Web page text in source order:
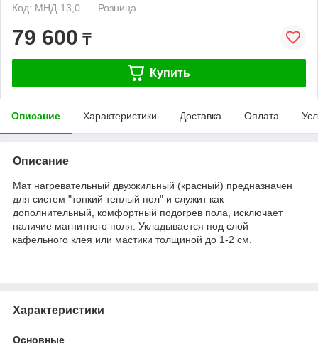
Код: МНД-13,0
Розница
79 600 ₸
Купить
Описание Характеристики Доставка Оплата
Описание
Мат нагревательный двухжильный (красный) предназначен
для систем "тонкий теплый пол" и служит как
дополнительный, комфортный подогрев пола, исключает
наличие магнитного поля. Укладывается под слой
кафельного клея или мастики толщиной до 1-2 см.
Характеристики
Основные